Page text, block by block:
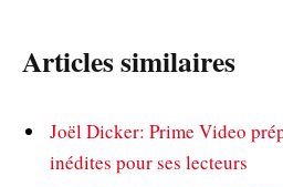
Articles similaires
Joël Dicker: Prime Video
inédites pour ses lecteurs